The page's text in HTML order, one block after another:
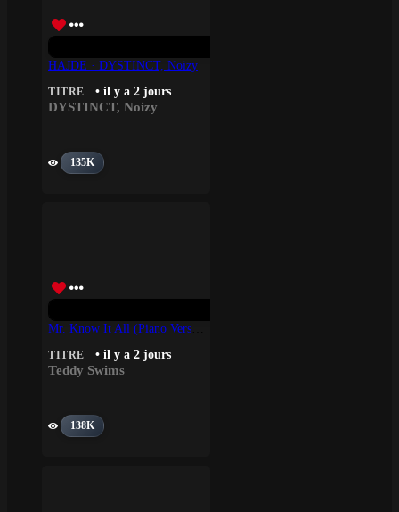
HAJDE · DYSTINCT, Noizy
TITRE • il y a 2 jours
DYSTINCT, Noizy
135K
TITRE • il y a 2 jours
Teddy Swims
138K